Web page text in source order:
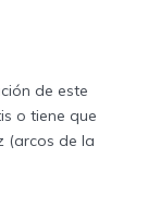
de este
o tiene que
(arcos de la